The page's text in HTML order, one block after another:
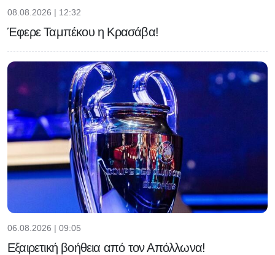
08.08.2026 | 12:32
Έφερε Ταμπέκου η Κρασάβα!
06.08.2026 | 09:05
Εξαιρετική βοήθεια από τον Απόλλωνα!